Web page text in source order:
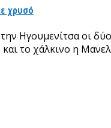
χρυσό
Ηγουμενίτσα οι
το χάλκινο η